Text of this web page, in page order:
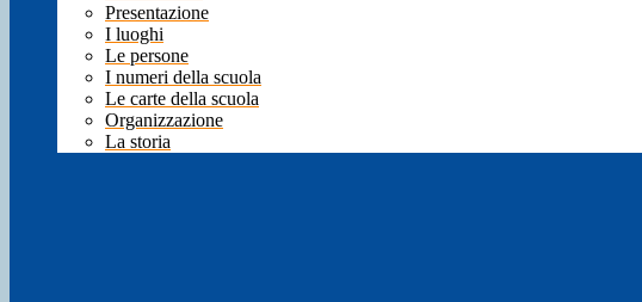
Presentazione
I luoghi
Le persone
I numeri della scuola
Le carte della scuola
Organizzazione
La storia